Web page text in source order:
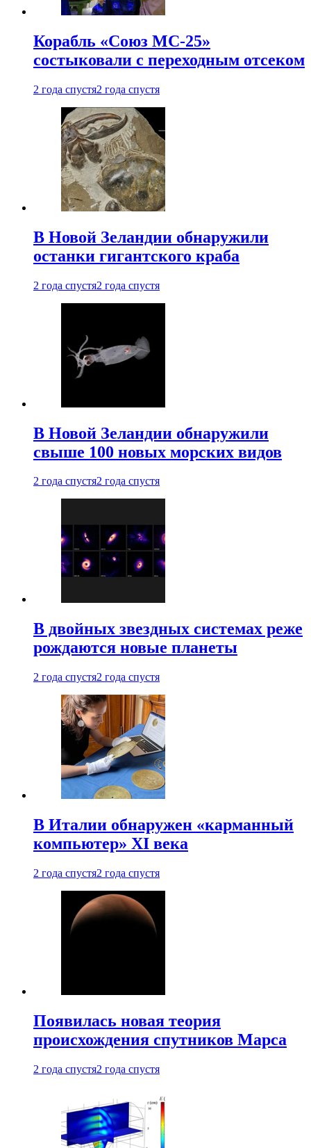
Корабль «Союз МС-25»
состыковали с переходным отсеком
2 года спустя2 года спустя
В Новой Зеландии обнаружили
останки гигантского краба
2 года спустя2 года спустя
В Новой Зеландии обнаружили
свыше 100 новых морских видов
2 года спустя2 года спустя
В двойных звездных системах реже
рождаются новые планеты
2 года спустя2 года спустя
В Италии обнаружен «карманный
компьютер» XI века
2 года спустя2 года спустя
Появилась новая теория
происхождения спутников Марса
2 года спустя2 года спустя